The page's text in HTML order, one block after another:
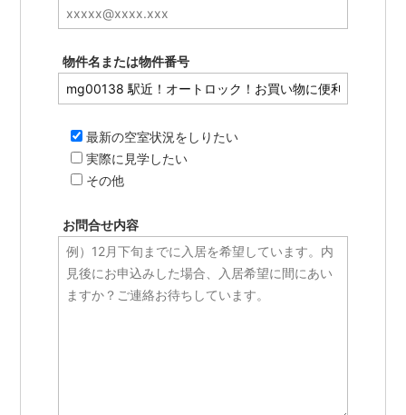
物件名または物件番号
最新の空室状況をしりたい
実際に見学したい
その他
お問合せ内容